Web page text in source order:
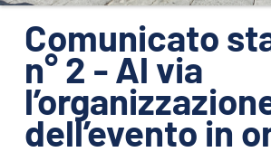
PHOTO&VIDEO2025
Comunicato
n° 2 - Al via
dell’evento in